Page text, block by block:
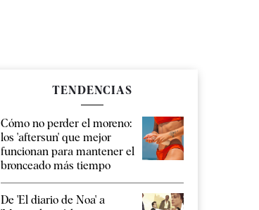
TENDENCIAS
Cómo no perder el moreno:
los 'aftersun' que mejor
funcionan para mantener el
bronceado más tiempo
De 'El diario de Noa' a